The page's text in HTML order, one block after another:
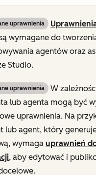
uprawnienia
wymagane do
agentów oraz
Studio.
uprawnienia
W
lub agenta mogą być
uprawnienia. Na
lub agent, który
wymaga uprawnień
, aby edytować i